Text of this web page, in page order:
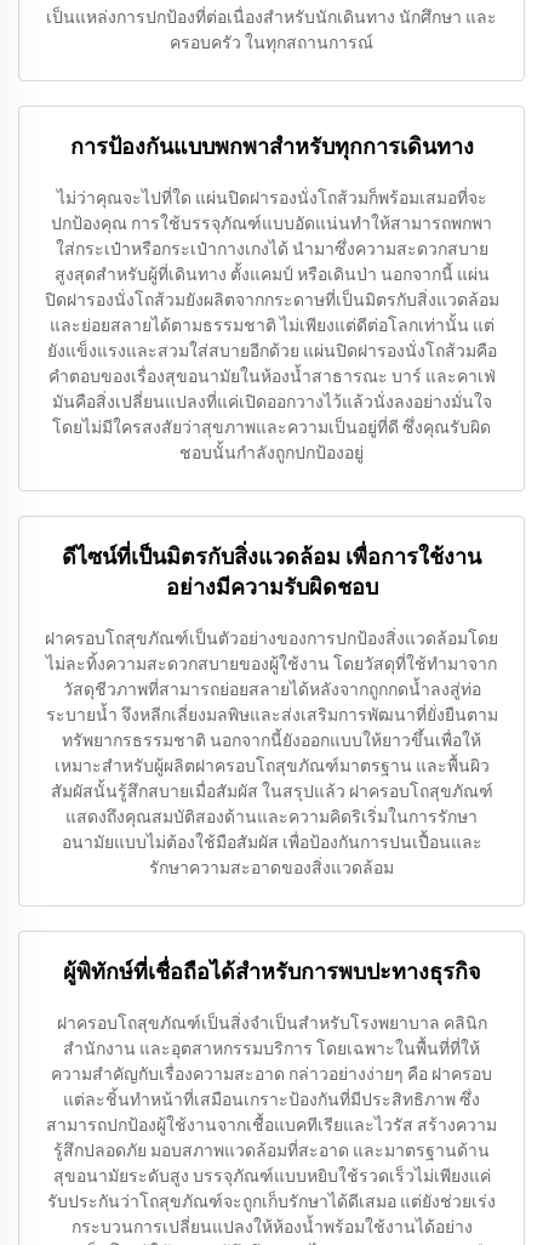
เป็นแหล่งการปกป้องที่ต่อเนื่องสำหรับนักเดินทาง นักศึกษา และ
ครอบครัว ในทุกสถานการณ์
การป้องกันแบบพกพาสำหรับทุกการเดินทาง
ไม่ว่าคุณจะไปที่ใด แผ่นปิดฝารองนั่งโถส้วมก็พร้อมเสมอที่จะ
ปกป้องคุณ การใช้บรรจุภัณฑ์แบบอัดแน่นทำให้สามารถพกพา
ใส่กระเป๋าหรือกระเป๋ากางเกงได้ นำมาซึ่งความสะดวกสบาย
สูงสุดสำหรับผู้ที่เดินทาง ตั้งแคมป์ หรือเดินป่า นอกจากนี้ แผ่น
ปิดฝารองนั่งโถส้วมยังผลิตจากกระดาษที่เป็นมิตรกับสิ่งแวดล้อม
และย่อยสลายได้ตามธรรมชาติ ไม่เพียงแต่ดีต่อโลกเท่านั้น แต่
ยังแข็งแรงและสวมใส่สบายอีกด้วย แผ่นปิดฝารองนั่งโถส้วมคือ
คำตอบของเรื่องสุขอนามัยในห้องน้ำสาธารณะ บาร์ และคาเฟ่
มันคือสิ่งเปลี่ยนแปลงที่แค่เปิดออกวางไว้แล้วนั่งลงอย่างมั่นใจ
โดยไม่มีใครสงสัยว่าสุขภาพและความเป็นอยู่ที่ดี ซึ่งคุณรับผิด
ชอบนั้นกำลังถูกปกป้องอยู่
ดีไซน์ที่เป็นมิตรกับสิ่งแวดล้อม เพื่อการใช้งาน
อย่างมีความรับผิดชอบ
ฝาครอบโถสุขภัณฑ์เป็นตัวอย่างของการปกป้องสิ่งแวดล้อมโดย
ไม่ละทิ้งความสะดวกสบายของผู้ใช้งาน โดยวัสดุที่ใช้ทำมาจาก
วัสดุชีวภาพที่สามารถย่อยสลายได้หลังจากถูกกดน้ำลงสู่ท่อ
ระบายน้ำ จึงหลีกเลี่ยงมลพิษและส่งเสริมการพัฒนาที่ยั่งยืนตาม
ทรัพยากรธรรมชาติ นอกจากนี้ยังออกแบบให้ยาวขึ้นเพื่อให้
เหมาะสำหรับผู้ผลิตฝาครอบโถสุขภัณฑ์มาตรฐาน และพื้นผิว
สัมผัสนั้นรู้สึกสบายเมื่อสัมผัส ในสรุปแล้ว ฝาครอบโถสุขภัณฑ์
แสดงถึงคุณสมบัติสองด้านและความคิดริเริ่มในการรักษา
อนามัยแบบไม่ต้องใช้มือสัมผัส เพื่อป้องกันการปนเปื้อนและ
รักษาความสะอาดของสิ่งแวดล้อม
ผู้พิทักษ์ที่เชื่อถือได้สำหรับการพบปะทางธุรกิจ
ฝาครอบโถสุขภัณฑ์เป็นสิ่งจำเป็นสำหรับโรงพยาบาล คลินิก
สำนักงาน และอุตสาหกรรมบริการ โดยเฉพาะในพื้นที่ที่ให้
ความสำคัญกับเรื่องความสะอาด กล่าวอย่างง่ายๆ คือ ฝาครอบ
แต่ละชิ้นทำหน้าที่เสมือนเกราะป้องกันที่มีประสิทธิภาพ ซึ่ง
สามารถปกป้องผู้ใช้งานจากเชื้อแบคทีเรียและไวรัส สร้างความ
รู้สึกปลอดภัย มอบสภาพแวดล้อมที่สะอาด และมาตรฐานด้าน
สุขอนามัยระดับสูง บรรจุภัณฑ์แบบหยิบใช้รวดเร็วไม่เพียงแค่
รับประกันว่าโถสุขภัณฑ์จะถูกเก็บรักษาได้ดีเสมอ แต่ยังช่วยเร่ง
กระบวนการเปลี่ยนแปลงให้ห้องน้ำพร้อมใช้งานได้อย่าง